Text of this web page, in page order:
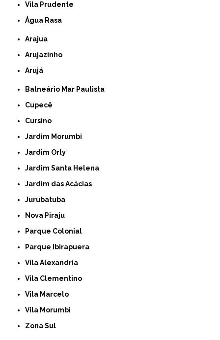
Vila Prudente
Água Rasa
Arajua
Arujazinho
Arujá
Balneário Mar Paulista
Cupecê
Cursino
Jardim Morumbi
Jardim Orly
Jardim Santa Helena
Jardim das Acácias
Jurubatuba
Nova Piraju
Parque Colonial
Parque Ibirapuera
Vila Alexandria
Vila Clementino
Vila Marcelo
Vila Morumbi
Zona Sul